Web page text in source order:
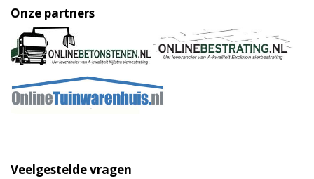
Onze partners
Veelgestelde vragen